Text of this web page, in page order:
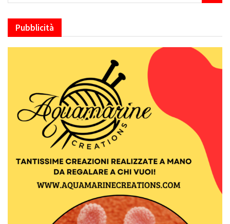
Pubblicità